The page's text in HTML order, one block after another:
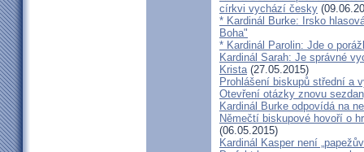
církvi vychází česky
* Kardinál Burke: Irsko
Boha"
* Kardinál Parolin: Jde o
Kardinál Sarah: Je správné
Krista(27.05.2015)
Prohlášení biskupů střední a
Otevření otázky znovu
Kardinál Burke odpovídá na
Němečtí biskupové hovoří o
(06.05.2015)
Kardinál Kasper není